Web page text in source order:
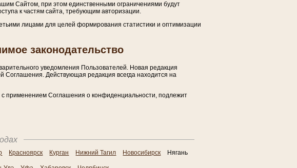
Сайтом, при этом единственными ограничениями будут
к частям сайта, требующим авторизации.
лицами для целей формирования статистики и оптимизации
законодательство
уведомления Пользователей. Новая редакция
Соглашения. Действующая редакция всегда находится на
применением Соглашения о конфиденциальности, подлежит
Красноярск Курган Нижний Тагил Новосибирск Нягань